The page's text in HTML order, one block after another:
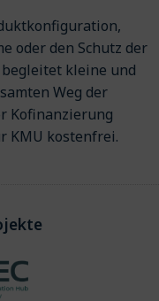
oder den Schutz der
kleine und
Weg der
Kofinanzierung
KMU kostenfrei.